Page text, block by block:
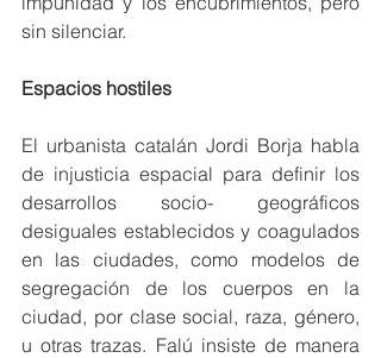
sin silenciar.
Espacios hostiles
El urbanista catalán Jordi Borja habla
de injusticia espacial para definir los
desarrollos socio- geográficos
desiguales establecidos y coagulados
en las ciudades, como modelos de
segregación de los cuerpos en la
ciudad, por clase social, raza, género,
u otras trazas. Falú insiste de manera